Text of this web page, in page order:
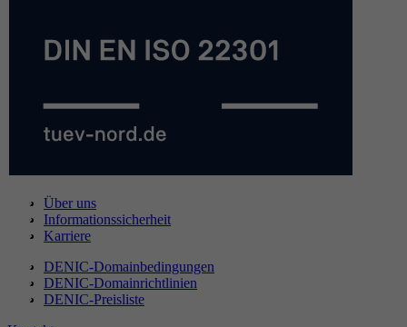
Über uns
Informationssicherheit
Karriere
DENIC-Domainbedingungen
DENIC-Domainrichtlinien
DENIC-Preisliste